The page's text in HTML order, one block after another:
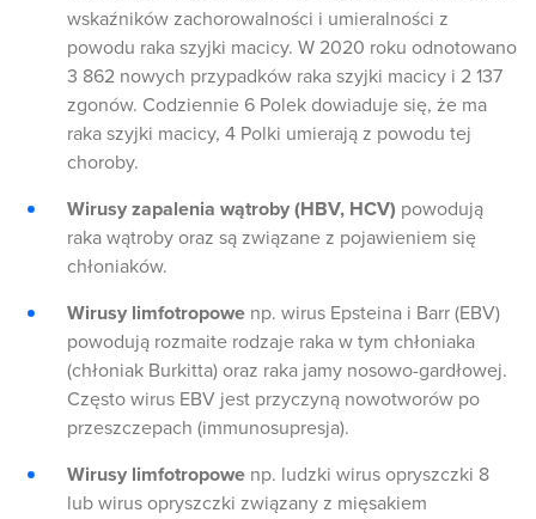
wskaźników zachorowalności i umieralności z
powodu raka szyjki macicy. W 2020 roku odnotowano
3 862 nowych przypadków raka szyjki macicy i 2 137
zgonów. Codziennie 6 Polek dowiaduje się, że ma
raka szyjki macicy, 4 Polki umierają z powodu tej
choroby.
Wirusy zapalenia wątroby (HBV, HCV) powodują
raka wątroby oraz są związane z pojawieniem się
chłoniaków.
Wirusy limfotropowe np. wirus Epsteina i Barr (EBV)
powodują rozmaite rodzaje raka w tym chłoniaka
(chłoniak Burkitta) oraz raka jamy nosowo-gardłowej.
Często wirus EBV jest przyczyną nowotworów po
przeszczepach (immunosupresja).
Wirusy limfotropowe np. ludzki wirus opryszczki 8
lub wirus opryszczki związany z mięsakiem